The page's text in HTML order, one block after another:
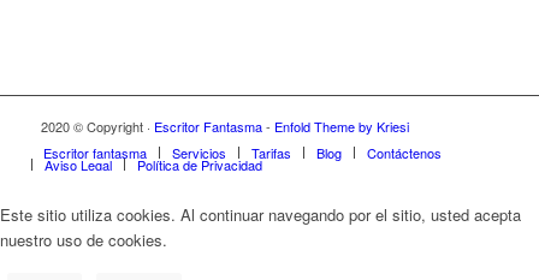
2020 © Copyright · Escritor Fantasma- Enfold Theme by Kriesi
Escritor fantasma
Servicios Tarifas Blog Contáctenos
Aviso Legal Política de Privacidad
Este sitio utiliza cookies. Al continuar navegando por el sitio, usted acepta
nuestro uso de cookies.